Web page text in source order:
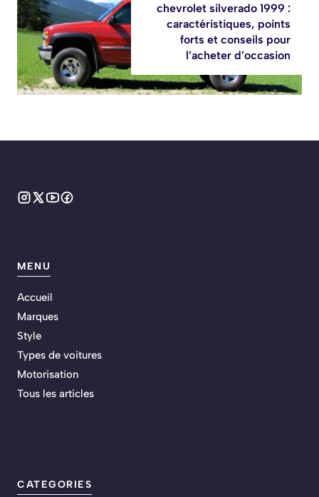
chevrolet silverado 1999 :
caractéristiques, points
forts et conseils pour
l’acheter d’occasion
MENU
Accueil
Marques
Style
Types de voitures
Motorisation
Tous les articles
CATEGORIES